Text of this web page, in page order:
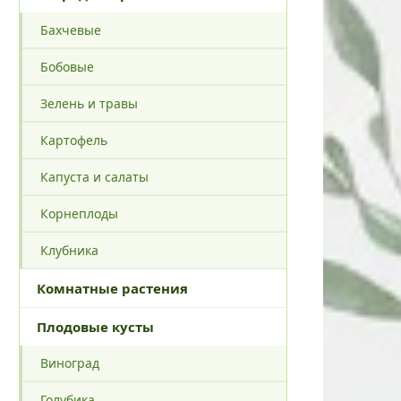
Бахчевые
Бобовые
Зелень и травы
Картофель
Капуста и салаты
Корнеплоды
Клубника
Комнатные растения
Плодовые кусты
Виноград